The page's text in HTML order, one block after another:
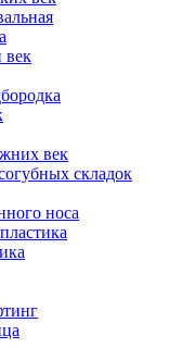
век
век
складок
носа